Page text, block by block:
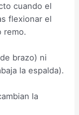
cuando el
flexionar el
remo.
brazo) ni
la espalda).
la